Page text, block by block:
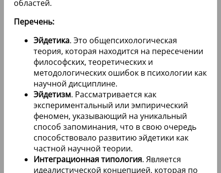
областей.
Перечень:
Эйдетика. Это общепсихологическая
теория, которая находится на пересечении
философских, теоретических и
методологических ошибок в психологии как
научной дисциплине.
Эйдетизм. Рассматривается как
экспериментальный или эмпирический
феномен, указывающий на уникальный
способ запоминания, что в свою очередь
способствовало развитию эйдетики как
частной научной теории.
Интеграционная типология. Является
идеалистической концепцией, которая по